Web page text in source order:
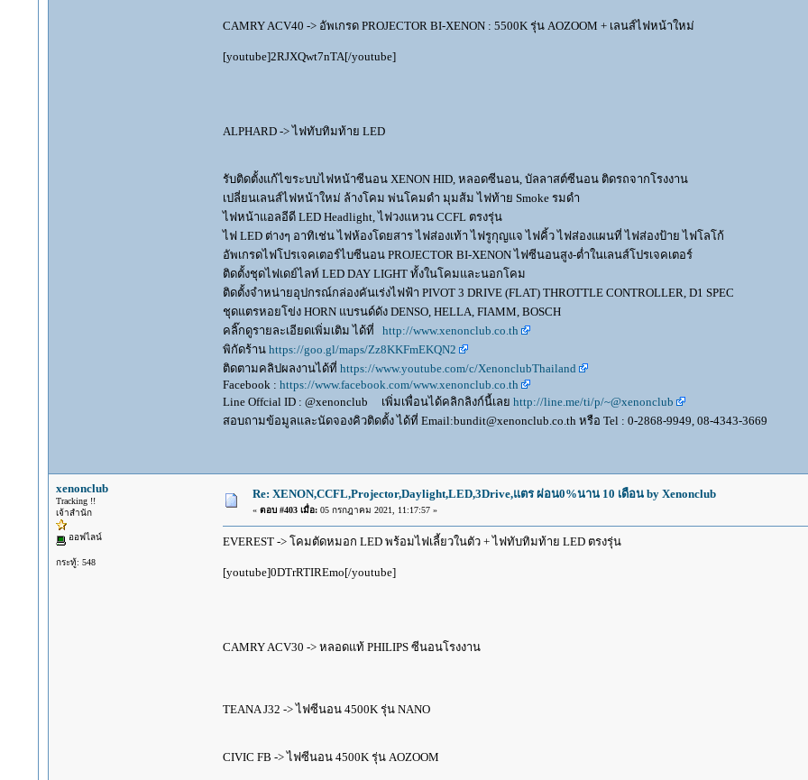
CAMRY ACV40 -> อัพเกรด PROJECTOR BI-XENON : 5500K รุ่น AOZOOM + เลนส์ไฟหน้าใหม่
[youtube]2RJXQwt7nTA[/youtube]
ALPHARD -> ไฟทับทิมท้าย LED
รับติดตั้งแก้ไขระบบไฟหน้าซีนอน XENON HID, หลอดซีนอน, บัลลาสต์ซีนอน ติดรถจากโรงงาน
เปลี่ยนเลนส์ไฟหน้าใหม่ ล้างโคม พ่นโคมดำ มุมส้ม ไฟท้าย Smoke รมดำ
ไฟหน้าแอลอีดี LED Headlight, ไฟวงแหวน CCFL ตรงรุ่น
ไฟ LED ต่างๆ อาทิเช่น ไฟห้องโดยสาร ไฟส่องเท้า ไฟรูกุญแจ ไฟคิ้ว ไฟส่องแผนที่ ไฟส่องป้าย ไฟโลโก้
อัพเกรดไฟโปรเจคเตอร์ไบซีนอน PROJECTOR BI-XENON ไฟซีนอนสูง-ต่ำในเลนส์โปรเจคเตอร์
ติดตั้งชุดไฟเดย์ไลท์ LED DAY LIGHT ทั้งในโคมและนอกโคม
ติดตั้งจำหน่ายอุปกรณ์กล่องคันเร่งไฟฟ้า PIVOT 3 DRIVE (FLAT) THROTTLE CONTROLLER, D1 SPEC
ชุดแตรหอยโข่ง HORN แบรนด์ดัง DENSO, HELLA, FIAMM, BOSCH
คลิ๊กดูรายละเอียดเพิ่มเติม ได้ที่ http://www.xenonclub.co.th
พิกัดร้าน https://goo.gl/maps/Zz8KKFmEKQN2
ติดตามคลิปผลงานได้ที่ https://www.youtube.com/c/XenonclubThailand
Facebook : https://www.facebook.com/www.xenonclub.co.th
Line Offcial ID : @xenonclub เพิ่มเพื่อนได้คลิกลิงก์นี้เลย http://line.me/ti/p/~@xenonclub
สอบถามข้อมูลและนัดจองคิวติดตั้ง ได้ที่ Email:bundit@xenonclub.co.th หรือ Tel : 0-2868-9949, 08-4343-3669
xenonclub
Tracking !!
เจ้าสำนัก
ออฟไลน์
กระทู้: 548
Re: XENON,CCFL,Projector,Daylight,LED,3Drive,แตร ผ่อน0%นาน 10 เดือน by Xenonclub
« ตอบ #403 เมื่อ:05 กรกฎาคม 2021, 11:17:57 »
EVEREST -> โคมตัดหมอก LED พร้อมไฟเลี้ยวในตัว + ไฟทับทิมท้าย LED ตรงรุ่น
[youtube]0DTrRTIREmo[/youtube]
CAMRY ACV30 -> หลอดแท้ PHILIPS ซีนอนโรงงาน
TEANA J32 -> ไฟซีนอน 4500K รุ่น NANO
CIVIC FB -> ไฟซีนอน 4500K รุ่น AOZOOM